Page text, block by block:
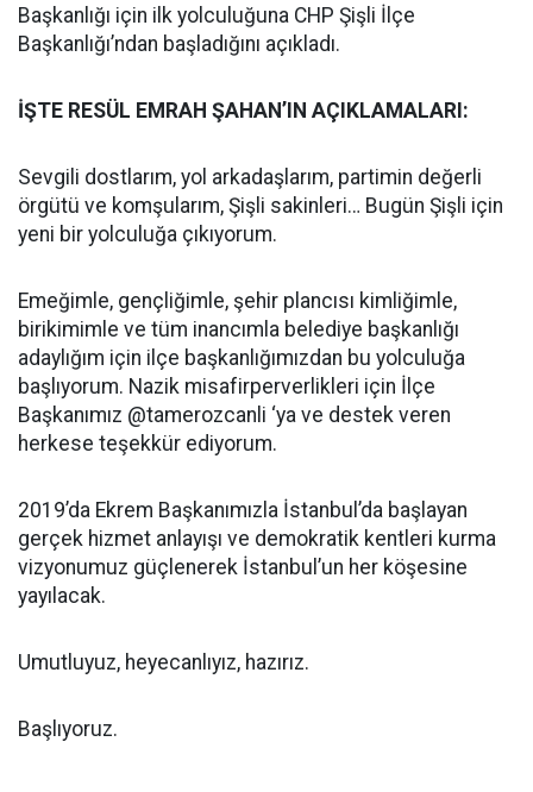
Başkanlığı için ilk yolculuğuna CHP Şişli İlçe
Başkanlığı’ndan başladığını açıkladı.
İŞTE RESÜL EMRAH ŞAHAN’IN AÇIKLAMALARI:
Sevgili dostlarım, yol arkadaşlarım, partimin değerli
örgütü ve komşularım, Şişli sakinleri… Bugün Şişli için
yeni bir yolculuğa çıkıyorum.
Emeğimle, gençliğimle, şehir plancısı kimliğimle,
birikimimle ve tüm inancımla belediye başkanlığı
adaylığım için ilçe başkanlığımızdan bu yolculuğa
başlıyorum. Nazik misafirperverlikleri için İlçe
Başkanımız @tamerozcanli ‘ya ve destek veren
herkese teşekkür ediyorum.
2019’da Ekrem Başkanımızla İstanbul’da başlayan
gerçek hizmet anlayışı ve demokratik kentleri kurma
vizyonumuz güçlenerek İstanbul’un her köşesine
yayılacak.
Umutluyuz, heyecanlıyız, hazırız.
Başlıyoruz.